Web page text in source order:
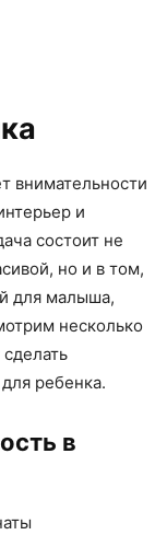
внимательности
и
состоит не
но и в том,
для малыша,
несколько
ребенка.
в